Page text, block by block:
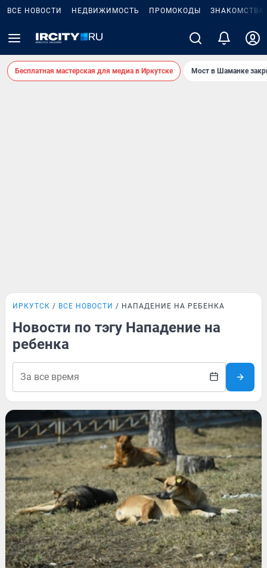
ВСЕ НОВОСТИ НЕДВИЖИМОСТЬ ПРОМОКОДЫ ЗНАКОМСТВА
Бесплатная мастерская для медиа в Иркутске Мост в Шаманке
ИРКУТСК ВСЕ НОВОСТИ НАПАДЕНИЕ НА РЕБЕНКА
Новости по тэгу Нападение на
ребенка